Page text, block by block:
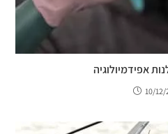
אפידמיולוגיה
10/12/